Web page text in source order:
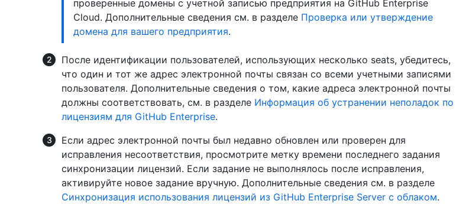
проверенные домены с учетной записью предприятия на GitHub Enterprise
Cloud. Дополнительные сведения см. в разделе Проверка или утверждение
домена для вашего предприятия.
После идентификации пользователей, использующих несколько seats, убедитесь,
что один и тот же адрес электронной почты связан со всеми учетными записями
пользователя. Дополнительные сведения о том, какие адреса электронной почты
должны соответствовать, см. в разделе Информация об устранении неполадок по
лицензиям для GitHub Enterprise.
Если адрес электронной почты был недавно обновлен или проверен для
исправления несоответствия, просмотрите метку времени последнего задания
синхронизации лицензий. Если задание не выполнялось после исправления,
активируйте новое задание вручную. Дополнительные сведения см. в разделе
Синхронизация использования лицензий из GitHub Enterprise Server с облаком.